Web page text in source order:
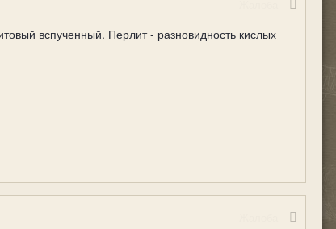
вспученный. Перлит - разновидность кислых